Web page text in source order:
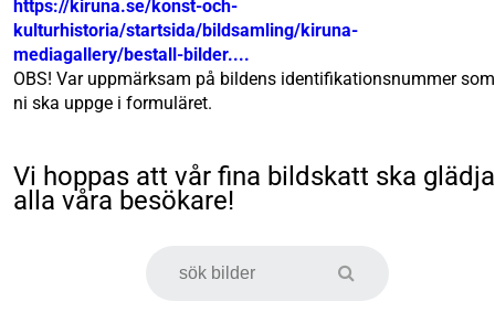
https://kiruna.se/konst-och-
kulturhistoria/startsida/bildsamling/kiruna-
mediagallery/bestall-bilder....
OBS! Var uppmärksam på bildens identifikationsnummer som
ni ska uppge i formuläret.
Vi hoppas att vår fina bildskatt ska glädja
alla våra besökare!